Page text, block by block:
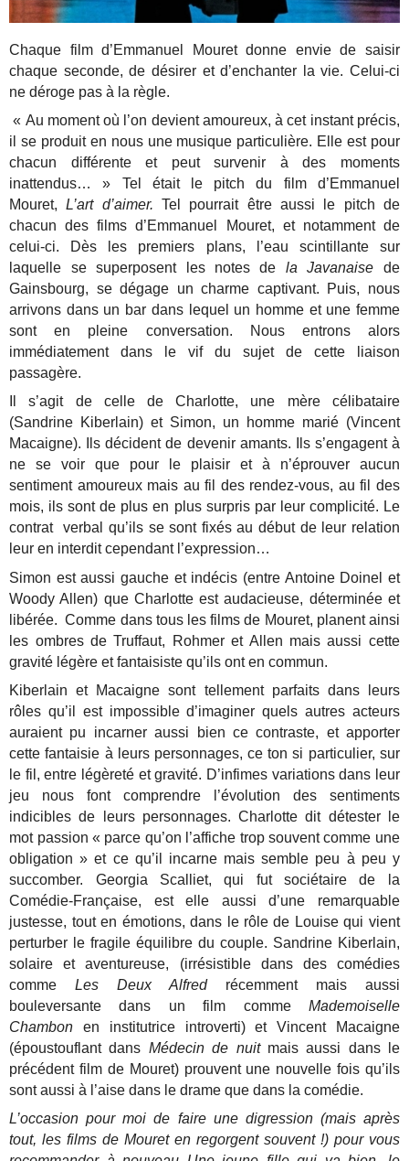
Chaque film d’Emmanuel Mouret donne envie de saisir
chaque seconde, de désirer et d’enchanter la vie. Celui-ci
ne déroge pas à la règle.
« Au moment où l’on devient amoureux, à cet instant précis,
il se produit en nous une musique particulière. Elle est pour
chacun différente et peut survenir à des moments
inattendus… » Tel était le pitch du film d’Emmanuel
Mouret,L’art d’aimer. Tel pourrait être aussi le pitch de
chacun des films d’Emmanuel Mouret, et notamment de
celui-ci. Dès les premiers plans, l’eau scintillante sur
laquelle se superposent les notes de la Javanaise de
Gainsbourg, se dégage un charme captivant. Puis, nous
arrivons dans un bar dans lequel un homme et une femme
sont en pleine conversation. Nous entrons alors
immédiatement dans le vif du sujet de cette liaison
passagère.
Il s’agit de celle de Charlotte, une mère célibataire
(Sandrine Kiberlain) et Simon, un homme marié (Vincent
Macaigne). Ils décident de devenir amants. Ils s’engagent à
ne se voir que pour le plaisir et à n’éprouver aucun
sentiment amoureux mais au fil des rendez-vous, au fil des
mois, ils sont de plus en plus surpris par leur complicité. Le
contrat verbal qu’ils se sont fixés au début de leur relation
leur en interdit cependant l’expression…
Simon est aussi gauche et indécis (entre Antoine Doinel et
Woody Allen) que Charlotte est audacieuse, déterminée et
libérée. Comme dans tous les films de Mouret, planent ainsi
les ombres de Truffaut, Rohmer et Allen mais aussi cette
gravité légère et fantaisiste qu’ils ont en commun.
Kiberlain et Macaigne sont tellement parfaits dans leurs
rôles qu’il est impossible d’imaginer quels autres acteurs
auraient pu incarner aussi bien ce contraste, et apporter
cette fantaisie à leurs personnages, ce ton si particulier, sur
le fil, entre légèreté et gravité. D’infimes variations dans leur
jeu nous font comprendre l’évolution des sentiments
indicibles de leurs personnages. Charlotte dit détester le
mot passion « parce qu’on l’affiche trop souvent comme une
obligation » et ce qu’il incarne mais semble peu à peu y
succomber. Georgia Scalliet, qui fut sociétaire de la
Comédie-Française, est elle aussi d’une remarquable
justesse, tout en émotions, dans le rôle de Louise qui vient
perturber le fragile équilibre du couple. Sandrine Kiberlain,
solaire et aventureuse, (irrésistible dans des comédies
commeLes Deux Alfred récemment mais aussi
bouleversante dans un film comme Mademoiselle
Chambon en institutrice introverti) et Vincent Macaigne
(époustouflant dans Médecin de nuit mais aussi dans le
précédent film de Mouret) prouvent une nouvelle fois qu’ils
sont aussi à l’aise dans le drame que dans la comédie.
L’occasion pour moi de faire une digression (mais après
tout, les films de Mouret en regorgent souvent !) pour vous